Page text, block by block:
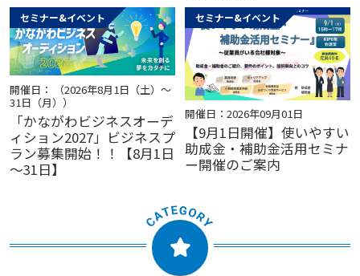
セミナー&イベント
開催日： （2026年8月1日（土）～
31日（月））
「かながわビジネスオーデ
ィション2027」ビジネスプ
ラン募集開始！！【8月1日
～31日】
セミナー&イベント
開催日：2026年09月01日
【9月1日開催】使いやすい
助成金・補助金活用セミナ
ー開催のご案内